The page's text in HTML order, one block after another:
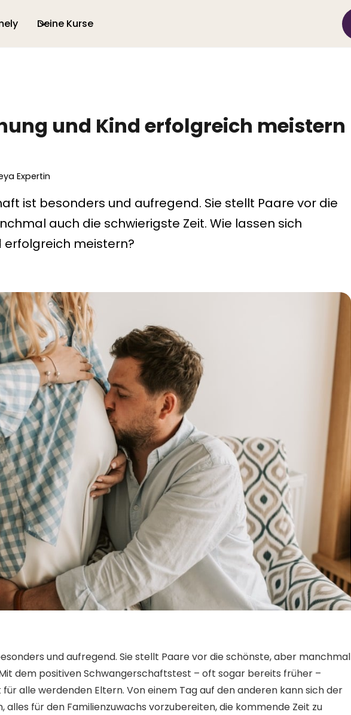
Deine Kurse
und Kind erfolgreich meistern
Expertin
ist besonders und aufregend. Sie stellt Paare vor die
auch die schwierigste Zeit. Wie lassen sich
erfolgreich meistern?
und aufregend. Sie stellt Paare vor die schönste, aber manchmal
dem positiven Schwangerschaftstest – oft sogar bereits früher –
alle werdenden Eltern. Von einem Tag auf den anderen kann sich der
alles für den Familienzuwachs vorzubereiten, die kommende Zeit zu